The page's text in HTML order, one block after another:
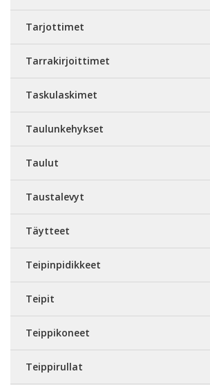
Tarjottimet
Tarrakirjoittimet
Taskulaskimet
Taulunkehykset
Taulut
Taustalevyt
Täytteet
Teipinpidikkeet
Teipit
Teippikoneet
Teippirullat